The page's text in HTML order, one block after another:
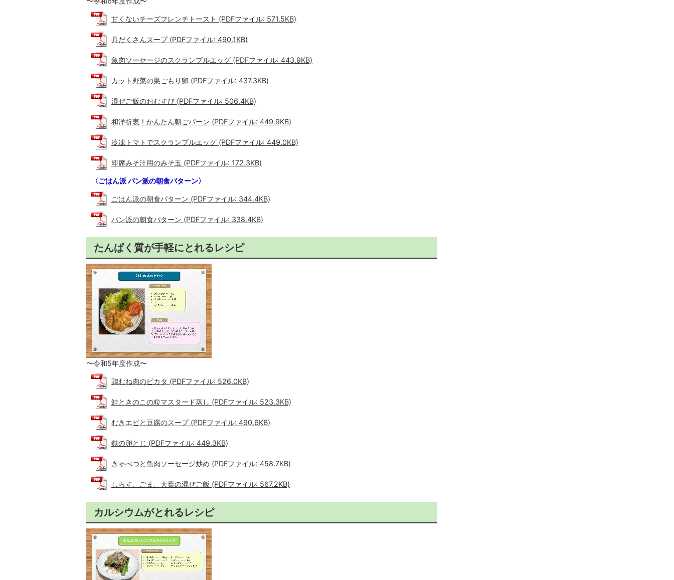
甘くないチーズフレンチトースト (PDFファイル: 571.5KB)
具だくさんスープ (PDFファイル: 490.1KB)
魚肉ソーセージのスクランブルエッグ (PDFファイル: 443.9KB)
カット野菜の巣ごもり卵 (PDFファイル: 437.3KB)
混ぜご飯のおむすび (PDFファイル: 506.4KB)
和洋折衷！かんたん朝ごパーン (PDFファイル: 449.9KB)
冷凍トマトでスクランブルエッグ (PDFファイル: 449.0KB)
即席みそ汁用のみそ玉 (PDFファイル: 172.3KB)
〈ごはん派 パン派の朝食パターン〉
ごはん派の朝食パターン (PDFファイル: 344.4KB)
パン派の朝食パターン (PDFファイル: 338.4KB)
たんぱく質が手軽にとれるレシピ
〜令和5年度作成〜
鶏むね肉のピカタ (PDFファイル: 526.0KB)
鮭ときのこの粒マスタード蒸し (PDFファイル: 523.3KB)
むきエビと豆腐のスープ (PDFファイル: 490.6KB)
麩の卵とじ (PDFファイル: 449.3KB)
きゃべつと魚肉ソーセージ炒め (PDFファイル: 458.7KB)
しらす、ごま、大葉の混ぜご飯 (PDFファイル: 567.2KB)
カルシウムがとれるレシピ